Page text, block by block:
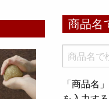
いめ甘酒
プをリリ
でも持ち
利です！
商品名
「商品名